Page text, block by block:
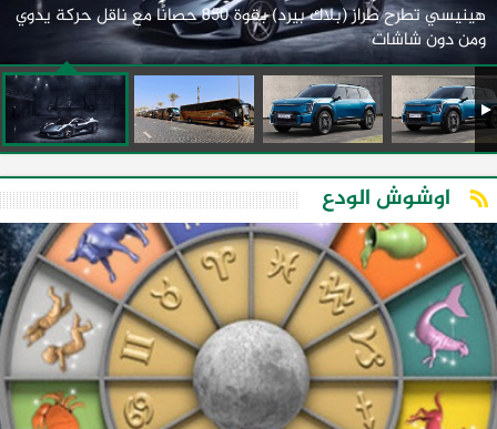
هينيسي تطرح طراز (بلاك بيرد) بقوة 850 حصانًا مع ناقل حركة يدوي
ومن دون شاشات
اوشوش الودع